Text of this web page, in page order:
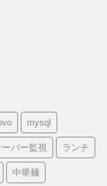
mysql
ーバー監視 ランチ
中華麺